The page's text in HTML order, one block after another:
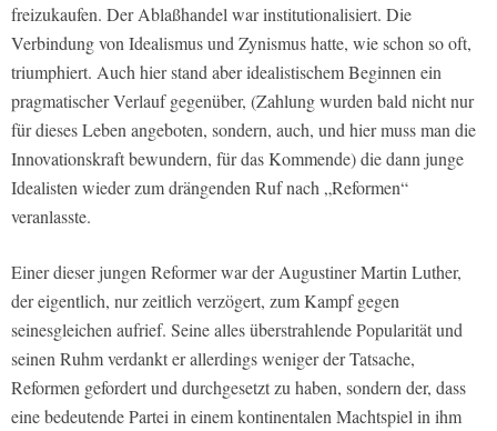
freizukaufen. Der Ablaßhandel war institutionalisiert. Die
Verbindung von Idealismus und Zynismus hatte, wie schon so oft,
triumphiert. Auch hier stand aber idealistischem Beginnen ein
pragmatischer Verlauf gegenüber, (Zahlung wurden bald nicht nur
für dieses Leben angeboten, sondern, auch, und hier muss man die
Innovationskraft bewundern, für das Kommende) die dann junge
Idealisten wieder zum drängenden Ruf nach „Reformen“
veranlasste.
Einer dieser jungen Reformer war der Augustiner Martin Luther,
der eigentlich, nur zeitlich verzögert, zum Kampf gegen
seinesgleichen aufrief. Seine alles überstrahlende Popularität und
seinen Ruhm verdankt er allerdings weniger der Tatsache,
Reformen gefordert und durchgesetzt zu haben, sondern der, dass
eine bedeutende Partei in einem kontinentalen Machtspiel in ihm